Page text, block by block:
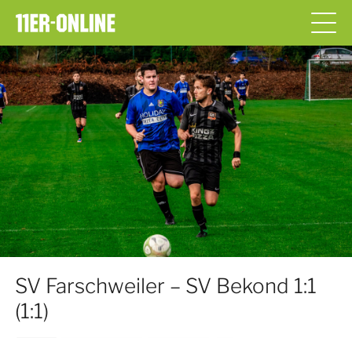
SV Farschweiler – SV Bekond 1:1
(1:1)